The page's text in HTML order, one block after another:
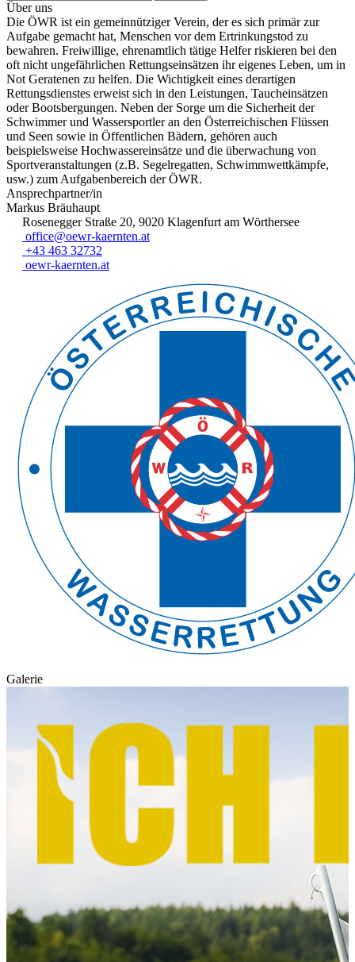
Über uns
Die ÖWR ist ein gemeinnütziger Verein, der es sich primär zur
Aufgabe gemacht hat, Menschen vor dem Ertrinkungstod zu
bewahren. Freiwillige, ehrenamtlich tätige Helfer riskieren bei den
oft nicht ungefährlichen Rettungseinsätzen ihr eigenes Leben, um in
Not Geratenen zu helfen. Die Wichtigkeit eines derartigen
Rettungsdienstes erweist sich in den Leistungen, Taucheinsätzen
oder Bootsbergungen. Neben der Sorge um die Sicherheit der
Schwimmer und Wassersportler an den Österreichischen Flüssen
und Seen sowie in Öffentlichen Bädern, gehören auch
beispielsweise Hochwassereinsätze und die überwachung von
Sportveranstaltungen (z.B. Segelregatten, Schwimmwettkämpfe,
usw.) zum Aufgabenbereich der ÖWR.
Ansprechpartner/in
Markus Bräuhaupt
Rosenegger Straße 20, 9020 Klagenfurt am Wörthersee
office@oewr-kaernten.at
+43 463 32732
oewr-kaernten.at
Galerie